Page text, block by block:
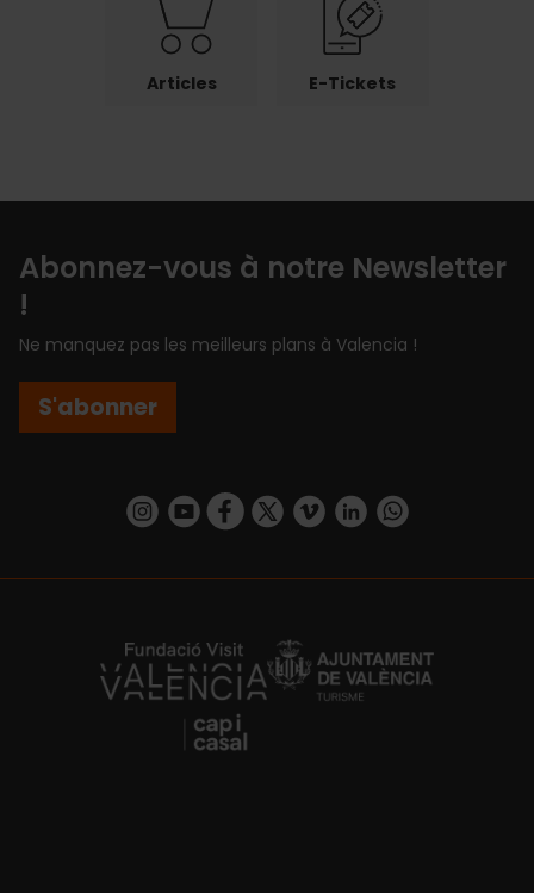
Articles E-Tickets
Abonnez-vous à notre Newsletter
!
Ne manquez pas les meilleurs plans à Valencia !
S'abonner
https://www.instagram.com/visit_valencia/
https://www.youtube.com/user/
https://www.facebook.com/
https://twitter.com/
https://vimeo.com/
https://www.linkedin.com/company/turismo-valencia/https://api.whatsapp.com/send/
https://fundacion.visitvalencia.com/